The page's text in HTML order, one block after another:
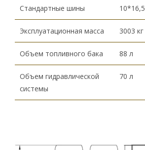
Стандартные шины 10*16,5
Эксплуатационная масса 3003 кг
Объем топливного бака 88 л
Объем гидравлической
системы
70 л